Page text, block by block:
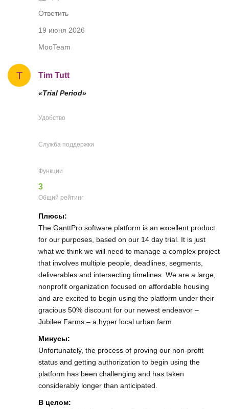
Ответить
19 июня 2026
MooTeam
T Tim Tutt
«Trial Period»
Удобство
Служба поддержки
Функции
3
Общий рейтинг
Плюсы:
The GanttPro software platform is an excellent product
for our purposes, based on our 14 day trial. It is just
what we think we will need to manage a complex project
that involves multiple people, deadlines, segments,
deliverables and intersecting timelines. We are a large,
nonprofit organization focused on affordable housing
and are excited to begin using the platform under their
gracious 50% discount for our newest endeavor –
Jubilee Farms – a hyper local urban farm.
Минусы:
Unfortunately, the process of proving our non-profit
status and getting authorization to begin using the
platform has been challenging and has taken
considerably longer than anticipated.
В целом: